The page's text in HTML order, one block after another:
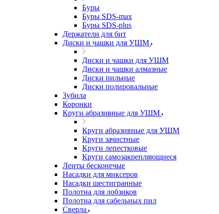
Буры
Буры SDS-max
Буры SDS-plus
Держатели для бит
Диски и чашки для УШМ
Диски и чашки для УШМ
Диски и чашки алмазные
Диски пильные
Диски полировальные
Зубила
Коронки
Круги абразивные для УШМ
Круги абразивные для УШМ
Круги зачистные
Круги лепестковые
Круги самозакрепляющиеся
Ленты бесконечые
Насадки для миксеров
Насадки шестигранные
Полотна для лобзиков
Полотна для сабельных пил
Сверла